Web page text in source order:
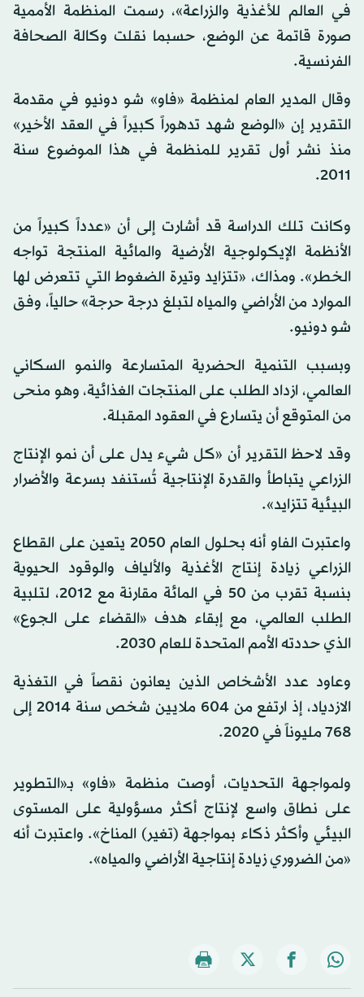
في العالم للأغذية والزراعة»، رسمت المنظمة الأممية
صورة قاتمة عن الوضع، حسبما نقلت وكالة الصحافة
الفرنسية.
وقال المدير العام لمنظمة «فاو» شو دونيو في مقدمة
التقرير إن «الوضع شهد تدهوراً كبيراً في العقد الأخير»
منذ نشر أول تقرير للمنظمة في هذا الموضوع سنة
2011.
وكانت تلك الدراسة قد أشارت إلى أن «عدداً كبيراً من
الأنظمة الإيكولوجية الأرضية والمائية المنتجة تواجه
الخطر». ومذاك، «تتزايد وتيرة الضغوط التي تتعرض لها
الموارد من الأراضي والمياه لتبلغ درجة حرجة» حالياً، وفق
شو دونيو.
وبسبب التنمية الحضرية المتسارعة والنمو السكاني
العالمي، ازداد الطلب على المنتجات الغذائية، وهو منحى
من المتوقع أن يتسارع في العقود المقبلة.
وقد لاحظ التقرير أن «كل شيء يدل على أن نمو الإنتاج
الزراعي يتباطأ والقدرة الإنتاجية تُستنفد بسرعة والأضرار
البيئية تتزايد».
واعتبرت الفاو أنه بحلول العام 2050 يتعين على القطاع
الزراعي زيادة إنتاج الأغذية والألياف والوقود الحيوية
بنسبة تقرب من 50 في المائة مقارنة مع 2012، لتلبية
الطلب العالمي، مع إبقاء هدف «القضاء على الجوع»
الذي حددته الأمم المتحدة للعام 2030.
وعاود عدد الأشخاص الذين يعانون نقصاً في التغذية
الازدياد، إذ ارتفع من 604 ملايين شخص سنة 2014 إلى
768 مليوناً في 2020.
ولمواجهة التحديات، أوصت منظمة «فاو» بـ«التطوير
على نطاق واسع لإنتاج أكثر مسؤولية على المستوى
البيئي وأكثر ذكاء بمواجهة (تغير) المناخ». واعتبرت أنه
«من الضروري زيادة إنتاجية الأراضي والمياه».